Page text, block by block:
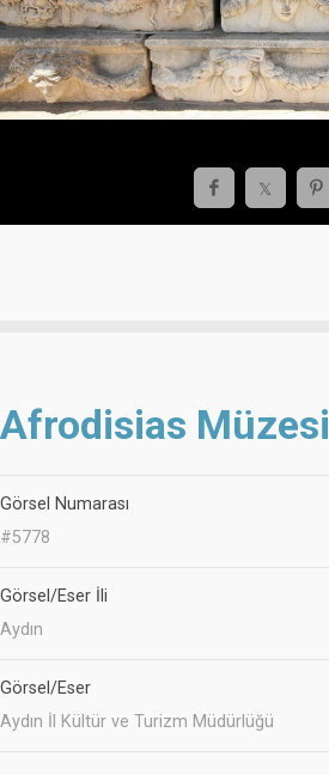
Afrodisias Müzesi
Görsel Numarası
#5778
Görsel/Eser İli
Aydın
Görsel/Eser
Aydın İl Kültür ve Turizm Müdürlüğü